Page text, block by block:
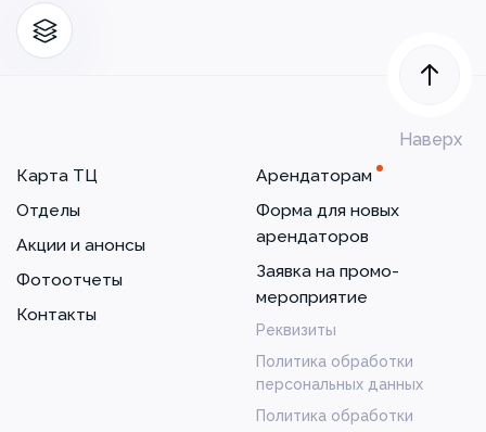
Наверх
Карта ТЦ
Отделы
Акции и анонсы
Фотоотчеты
Контакты
Арендаторам
Форма для новых
арендаторов
Заявка на промо-
мероприятие
Реквизиты
Политика обработки
персональных данных
Политика обработки